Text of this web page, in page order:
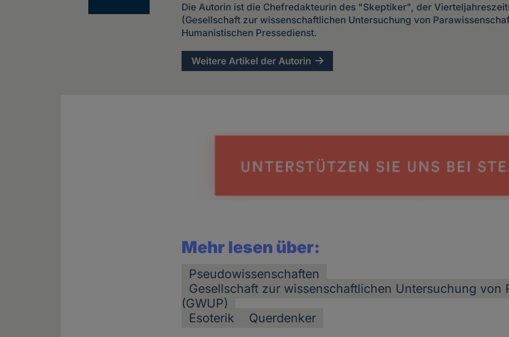
Die Autorin ist die Chefredakteurin des "Skeptiker", der
(Gesellschaft zur wissenschaftlichen Untersuchung von
Humanistischen Pressedienst.
Weitere Artikel der Autorin
Mehr lesen über:
Pseudowissenschaften
Gesellschaft zur wissenschaftlichen Untersuchung von
(GWUP)
Esoterik
Querdenker